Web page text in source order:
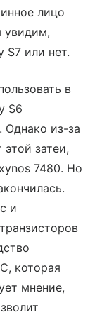
лицо
увидим,
S7 или нет.
в
S6
Однако из-за
затеи,
7480. Но
и
которая
мнение,